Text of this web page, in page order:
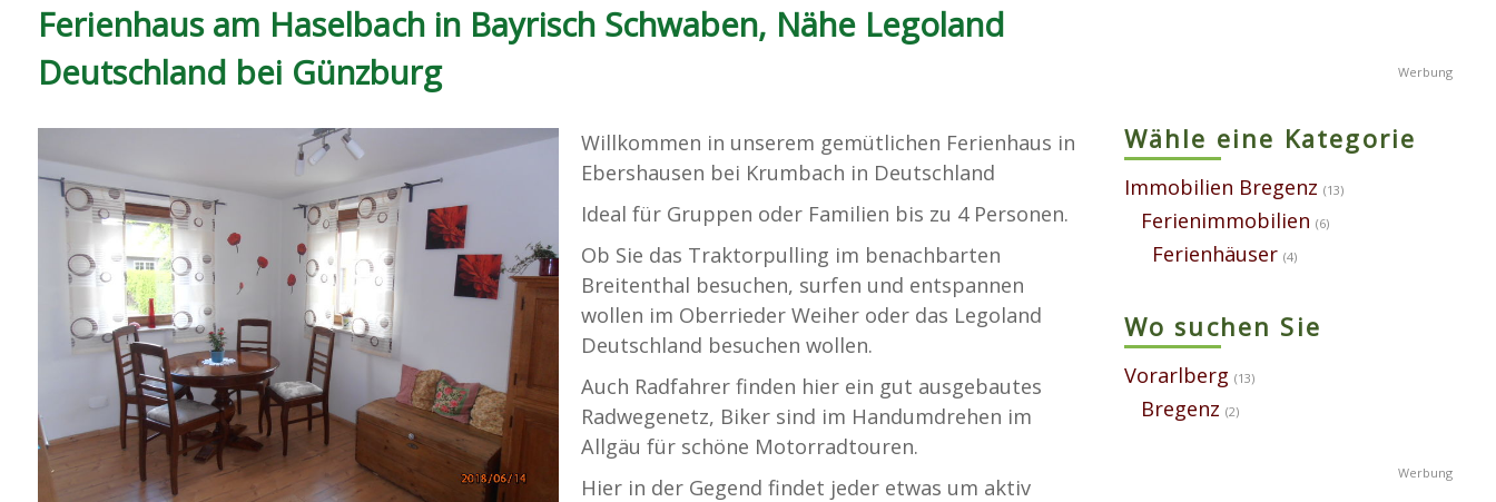
Ferienhaus am Haselbach in Bayrisch Schwaben, Nähe Legoland
Deutschland bei Günzburg
Willkommen in unserem gemütlichen Ferienhaus in
Ebershausen bei Krumbach in Deutschland
Ideal für Gruppen oder Familien bis zu 4 Personen.
Ob Sie das Traktorpulling im benachbarten
Breitenthal besuchen, surfen und entspannen
wollen im Oberrieder Weiher oder das Legoland
Deutschland besuchen wollen.
Auch Radfahrer finden hier ein gut ausgebautes
Radwegenetz, Biker sind im Handumdrehen im
Allgäu für schöne Motorradtouren.
Hier in der Gegend findet jeder etwas um aktiv
Wähle eine Kategorie
Immobilien Bregenz (13)
Ferienimmobilien (6)
Ferienhäuser (4)
Wo suchen Sie
Vorarlberg (13)
Bregenz (2)